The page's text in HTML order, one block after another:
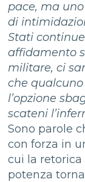
pace, ma
di
Stati
affidamento
militare, ci
che
l’opzione
scateni
Sono parole
con forza in
cui la retorica
potenza